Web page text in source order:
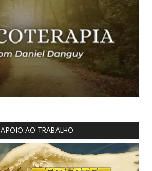
APOIO AO TRABALHO